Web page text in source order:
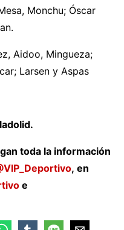
Monchu; Óscar
Aidoo, Mingueza;
Larsen y Aspas
toda la información
, en
e